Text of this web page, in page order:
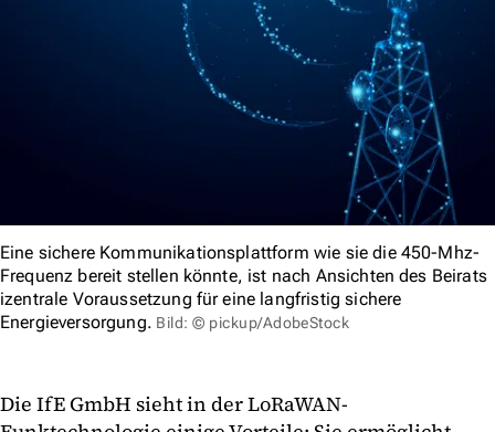
Eine sichere Kommunikationsplattform wie sie die 450-Mhz-
Frequenz bereit stellen könnte, ist nach Ansichten des Beirats
izentrale Voraussetzung für eine langfristig sichere
Energieversorgung. Bild: © pickup/AdobeStock
Die IfE GmbH sieht in der LoRaWAN-